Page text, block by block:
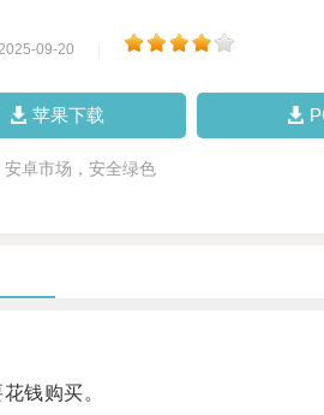
09-20
苹果下载
安卓市场，安全绿色
钱购买。